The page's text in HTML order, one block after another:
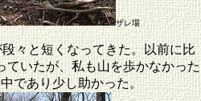
ザレ場
々と短くなってきた。以前に比
ていたが、私も山を歩かなかった
であり少し助かった。